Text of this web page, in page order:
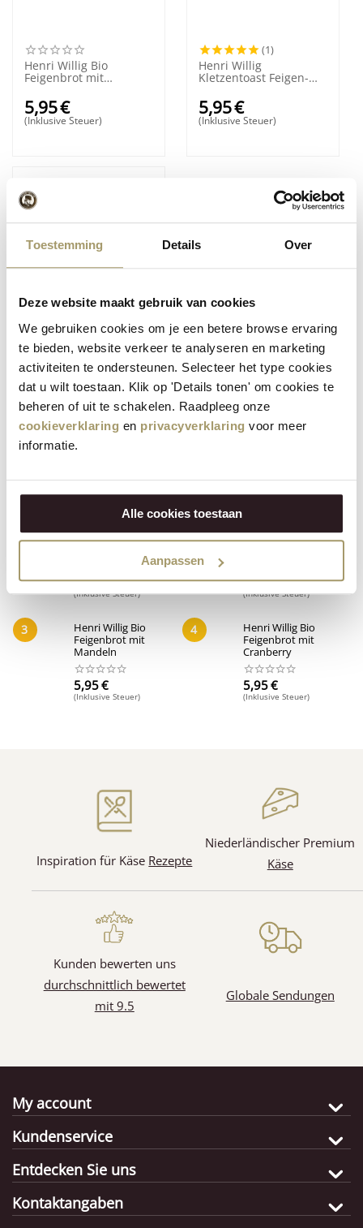
Toestemming Details Over
Deze website maakt gebruik van cookies
We gebruiken cookies om je een betere browse ervaring
te bieden, website verkeer te analyseren en marketing
activiteiten te ondersteunen. Selecteer het type cookies
dat u wilt toestaan. Klik op 'Details tonen' om cookies te
beheren of uit te schakelen. Raadpleeg onze
cookieverklaring en privacyverklaring voor meer
informatie.
Alle cookies toestaan
Aanpassen
Henri Willig Bio
Feigenbrot mit
Cranberry
5,95€
(Inklusive Steuer)
(1)
Henri Willig
Kletzentoast Feigen-
5,95€
(Inklusive Steuer)
(1)
Henri Willig
Kletzenbrot Früchte
Nüsse
6,95€
Beliebt in dieser Kategorie
Kletzenbrot Früchte
6,95€
(Inklusive Steuer)
Kletzentoast Feigen-
5,95€
(Inklusive Steuer)
3
Henri Willig Bio
Feigenbrot mit
Mandeln
5,95€
(Inklusive Steuer)
4
Henri Willig Bio
Feigenbrot mit
Cranberry
5,95€
(Inklusive Steuer)
Inspiration für Käse Rezepte
Niederländischer Premium
Käse
Kunden bewerten uns
durchschnittlich bewertet
mit 9.5
Globale Sendungen
My account
Kundenservice
Entdecken Sie uns
Kontaktangaben